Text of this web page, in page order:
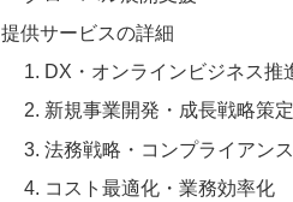
提供サービスの詳細
1. DX・オンラインビジネス推
2. 新規事業開発・成長戦略策定
3. 法務戦略・コンプライアン
4. コスト最適化・業務効率化